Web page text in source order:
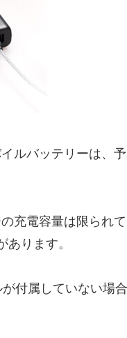
ルバッテリーは、
充電容量は限られ
ります。
付属していない場